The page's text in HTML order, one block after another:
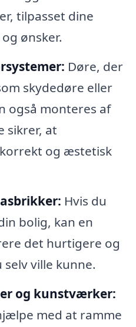
tilpasset dine
ønsker.
Døre, der
skydedøre eller
også monteres af
sikrer, at
og æstetisk
Hvis du
bolig, kan en
det hurtigere og
ville kunne.
og kunstværker:
med at ramme